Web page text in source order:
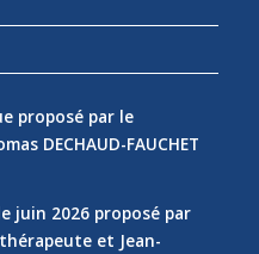
proposé par le
DECHAUD-FAUCHET
juin 2026 proposé par
et Jean-